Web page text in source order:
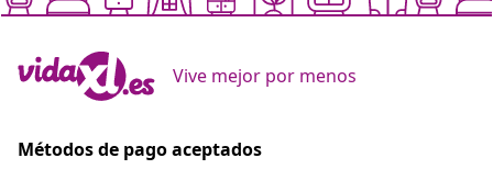
Vive mejor por menos
Métodos de pago aceptados